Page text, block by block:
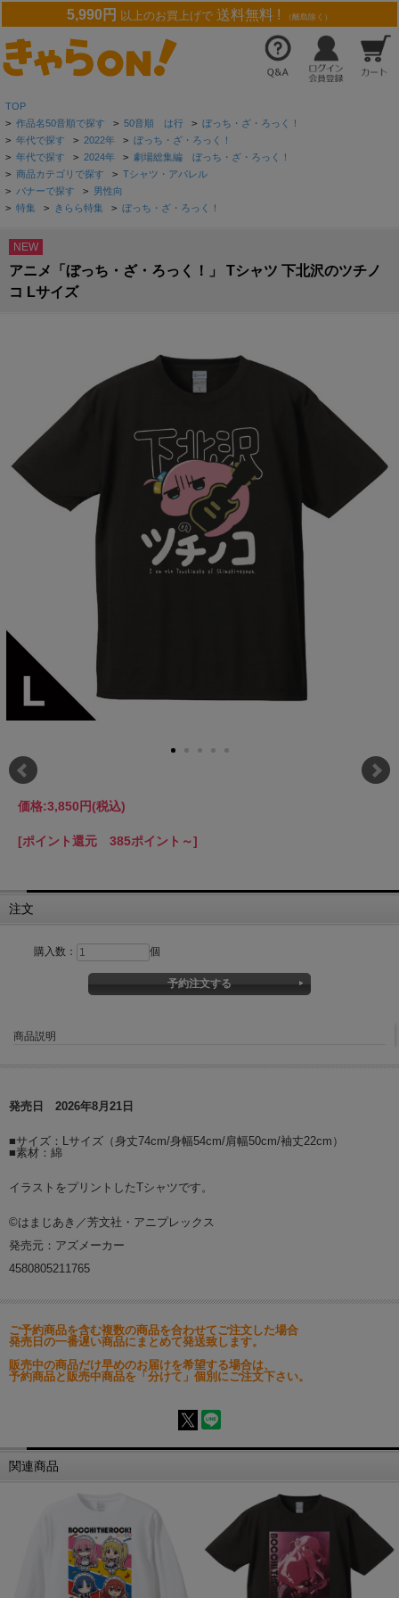
5,990円 以上のお買上げで 送料無料 ! （離島除く）
TOP
> 作品名50音順で探す > 50音順 は行 > ぼっち・ざ・ろっく！
> 年代で探す > 2022年 > ぼっち・ざ・ろっく！
> 年代で探す > 2024年 > 劇場総集編 ぼっち・ざ・ろっく！
> 商品カテゴリで探す > Tシャツ・アパレル
> バナーで探す > 男性向
> 特集 > きらら特集 > ぼっち・ざ・ろっく！
NEW
アニメ「ぼっち・ざ・ろっく！」 Tシャツ 下北沢のツチノ
コ Lサイズ
価格:3,850円(税込)
[ポイント還元 385ポイント～]
注文
購入数： 個
商品説明
発売日 2026年8月21日
■サイズ：Lサイズ（身丈74cm/身幅54cm/肩幅50cm/袖丈22cm）
■素材：綿
イラストをプリントしたTシャツです。
©はまじあき／芳文社・アニプレックス
発売元：アズメーカー
4580805211765
ご予約商品を含む複数の商品を合わせてご注文した場合
発売日の一番遅い商品にまとめて発送致します。
販売中の商品だけ早めのお届けを希望する場合は、
予約商品と販売中商品を「分けて」個別にご注文下さい。
関連商品